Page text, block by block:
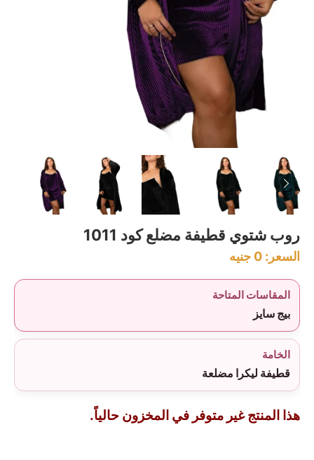
روب شتوي قطيفة مضلع كود 1011
السعر: 0 جنيه
المقاسات المتاحة
بيج سايز
الخامة
قطيفة ليكرا مضلعة
هذا المنتج غير متوفر في المخزون حالياً.